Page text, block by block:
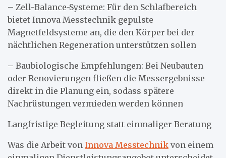
– Zell-Balance-Systeme: Für den Schlafbereich
bietet Innova Messtechnik gepulste
Magnetfeldsysteme an, die den Körper bei der
nächtlichen Regeneration unterstützen sollen
– Baubiologische Empfehlungen: Bei Neubauten
oder Renovierungen fließen die Messergebnisse
direkt in die Planung ein, sodass spätere
Nachrüstungen vermieden werden können
Langfristige Begleitung statt einmaliger Beratung
Was die Arbeit von Innova Messtechnik von einem